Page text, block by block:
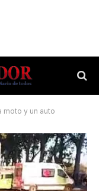
moto y un auto